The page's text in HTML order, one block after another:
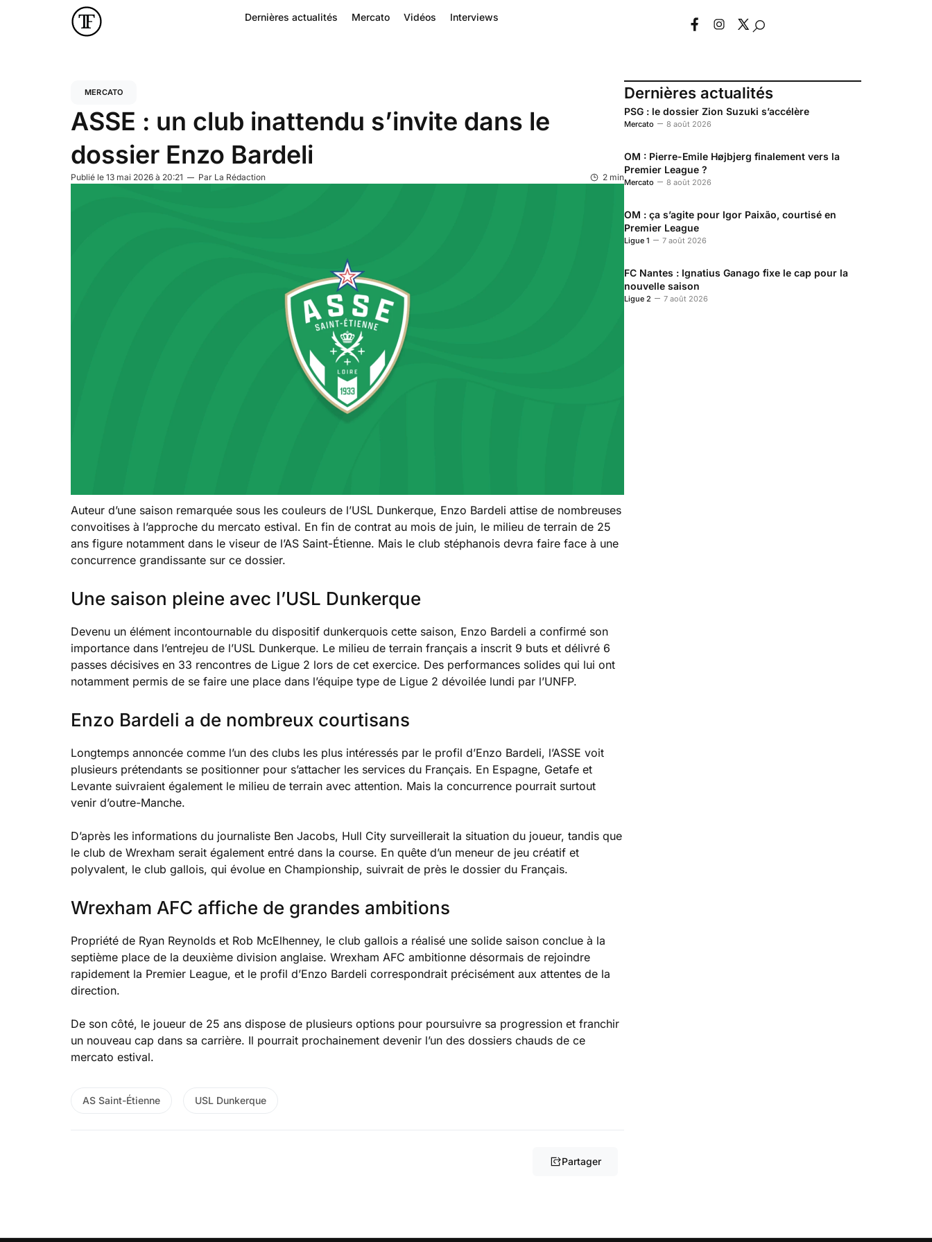
Dernières actualités Mercato Vidéos Interviews
MERCATO
ASSE : un club inattendu s’invite dans le
dossier Enzo Bardeli
Publié le 13 mai 2026 à 20:21 Par La Rédaction 2 min
Auteur d’une saison remarquée sous les couleurs de l’USL Dunkerque, Enzo Bardeli attise de nombreuses
convoitises à l’approche du mercato estival. En fin de contrat au mois de juin, le milieu de terrain de 25
ans figure notamment dans le viseur de l’AS Saint-Étienne. Mais le club stéphanois devra faire face à une
concurrence grandissante sur ce dossier.
Une saison pleine avec l’USL Dunkerque
Devenu un élément incontournable du dispositif dunkerquois cette saison, Enzo Bardeli a confirmé son
importance dans l’entrejeu de l’USL Dunkerque. Le milieu de terrain français a inscrit 9 buts et délivré 6
passes décisives en 33 rencontres de Ligue 2 lors de cet exercice. Des performances solides qui lui ont
notamment permis de se faire une place dans l’équipe type de Ligue 2 dévoilée lundi par l’UNFP.
Enzo Bardeli a de nombreux courtisans
Longtemps annoncée comme l’un des clubs les plus intéressés par le profil d’Enzo Bardeli, l’ASSE voit
plusieurs prétendants se positionner pour s’attacher les services du Français. En Espagne, Getafe et
Levante suivraient également le milieu de terrain avec attention. Mais la concurrence pourrait surtout
venir d’outre-Manche.
D’après les informations du journaliste Ben Jacobs, Hull City surveillerait la situation du joueur, tandis que
le club de Wrexham serait également entré dans la course. En quête d’un meneur de jeu créatif et
polyvalent, le club gallois, qui évolue en Championship, suivrait de près le dossier du Français.
Wrexham AFC affiche de grandes ambitions
Propriété de Ryan Reynolds et Rob McElhenney, le club gallois a réalisé une solide saison conclue à la
septième place de la deuxième division anglaise. Wrexham AFC ambitionne désormais de rejoindre
rapidement la Premier League, et le profil d’Enzo Bardeli correspondrait précisément aux attentes de la
direction.
De son côté, le joueur de 25 ans dispose de plusieurs options pour poursuivre sa progression et franchir
un nouveau cap dans sa carrière. Il pourrait prochainement devenir l’un des dossiers chauds de ce
mercato estival.
AS Saint-Étienne USL Dunkerque
Partager
Dernières actualités
PSG : le dossier Zion Suzuki s’accélère
Mercato 8 août 2026
OM : Pierre-Emile Højbjerg finalement vers la
Premier League ?
Mercato 8 août 2026
OM : ça s’agite pour Igor Paixão, courtisé en
Premier League
Ligue 1 7 août 2026
FC Nantes : Ignatius Ganago fixe le cap pour la
nouvelle saison
Ligue 2 7 août 2026